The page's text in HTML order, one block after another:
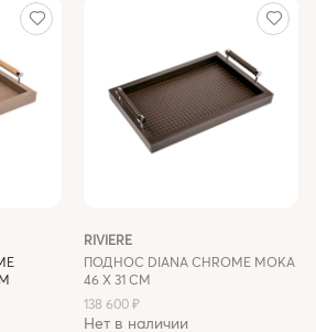
RIVIERE
ПОДНОС DIANA CHROME MOKA
46 Х 31 СМ
138 600 ₽
Нет в наличии